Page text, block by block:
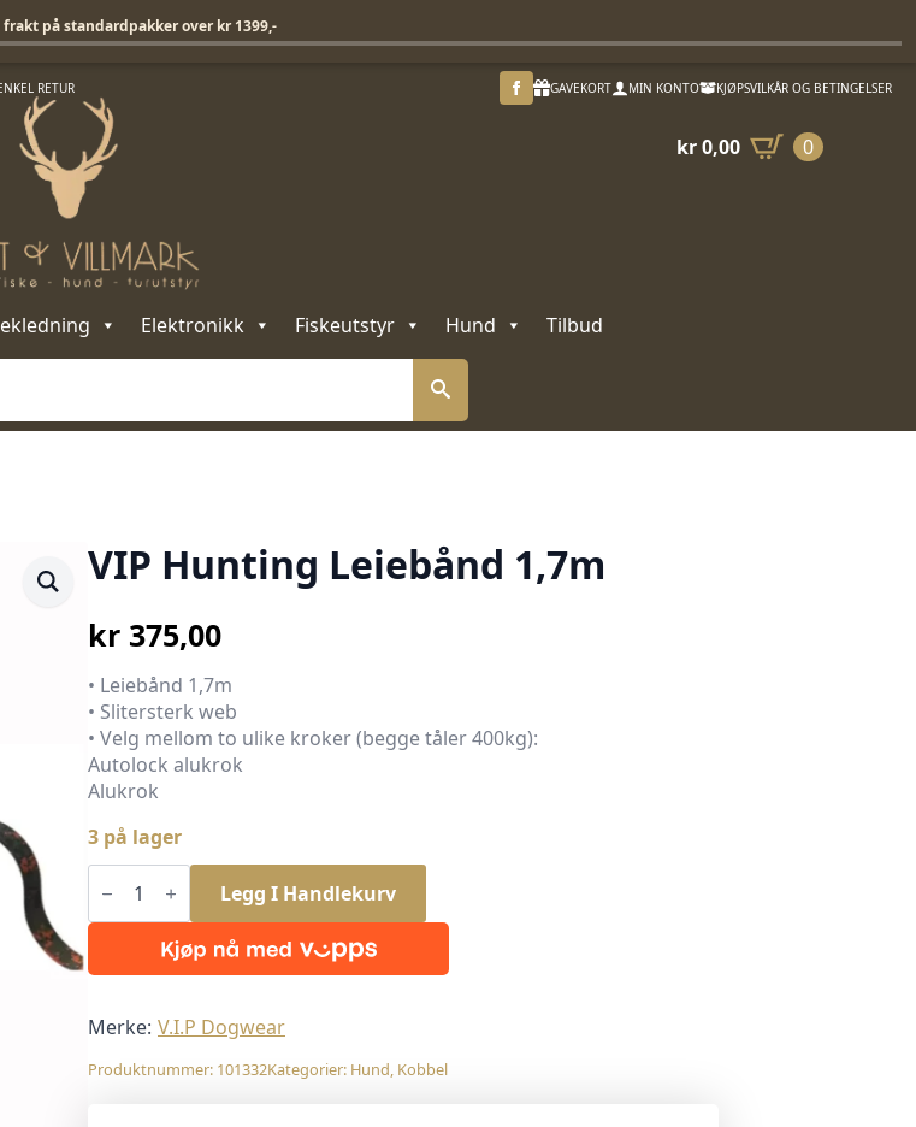
RETUR GAVEKORT MIN KONTO KJØPSVILKÅR OG BETINGELSER
kr0,00 0
Elektronikk Fiskeutstyr Hund
Tilbud
VIP Hunting Leiebånd 1,7m
kr 375,00
• Leiebånd 1,7m
• Slitersterk web
• Velg mellom to ulike kroker (begge tåler 400kg):
Autolock alukrok
Alukrok
3 på lager
VIP
Hunting
1,7m
Legg I Handlekurv
Merke: V.I.P Dogwear
Produktnummer: 101332Kategorier: Hund, Kobbel
frakt på standardpakker over kr 1399,-